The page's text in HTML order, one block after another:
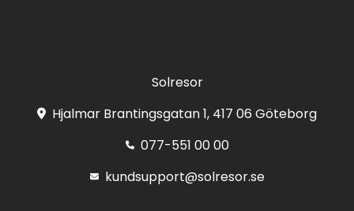
Solresor
Hjalmar Brantingsgatan 1, 417 06 Göteborg
077-551 00 00
kundsupport@solresor.se